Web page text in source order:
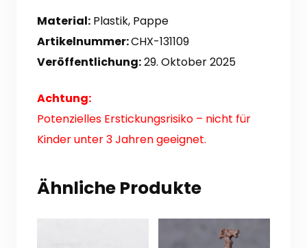
Material: Plastik, Pappe
Artikelnummer:CHX-131109
Veröffentlichung:29. Oktober 2025
Achtung:
Potenzielles Erstickungsrisiko – nicht für
Kinder unter 3 Jahren geeignet.
Ähnliche Produkte